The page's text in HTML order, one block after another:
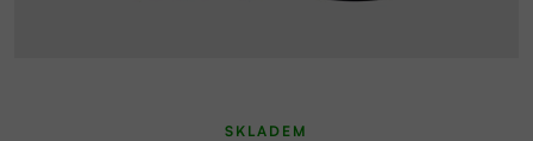
SKLADEM